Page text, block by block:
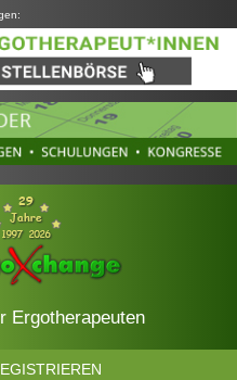
Ergotherapeuten